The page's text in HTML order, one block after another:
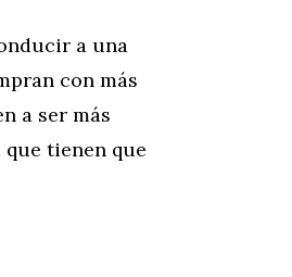
a una
con más
a ser más
tienen que